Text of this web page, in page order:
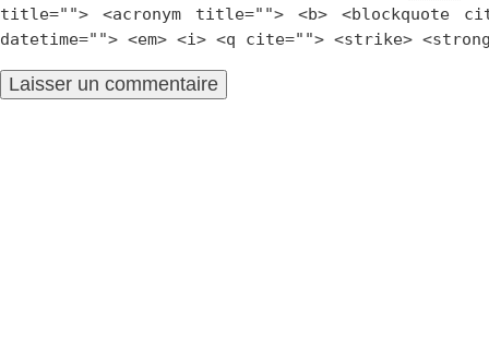
title=""> <acronym title=""> <b> <blockquote
datetime=""> <em> <i> <q cite=""> <strike>